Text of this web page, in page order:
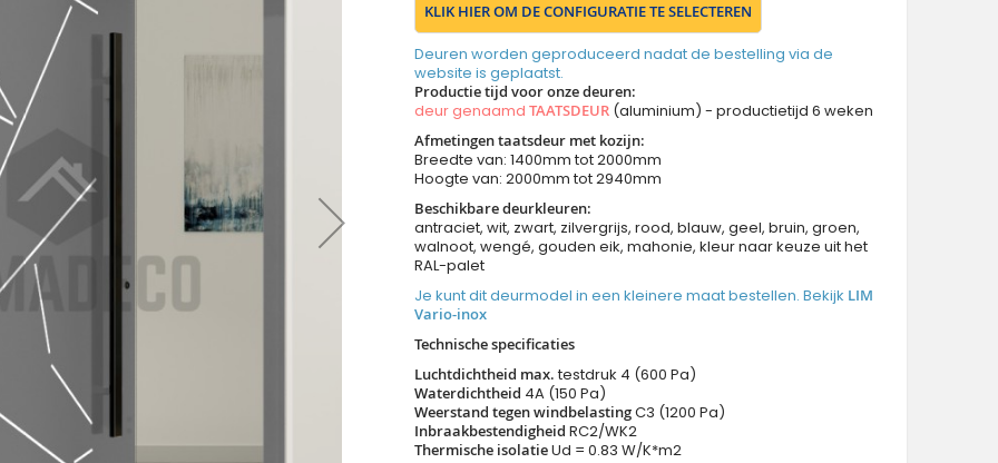
KLIK HIER OM DE CONFIGURATIE TE SELECTEREN
Deuren worden geproduceerd nadat de bestelling via de
website is geplaatst.
Productie tijd voor onze deuren:
deur genaamdTAATSDEUR (aluminium) - productietijd 6 weken
Afmetingen taatsdeur met kozijn:
Breedte van: 1400mm tot 2000mm
Hoogte van: 2000mm tot 2940mm
Beschikbare deurkleuren:
antraciet, wit, zwart, zilvergrijs, rood, blauw, geel, bruin, groen,
walnoot, wengé, gouden eik, mahonie, kleur naar keuze uit het
RAL-palet
Je kunt dit deurmodel in een kleinere maat bestellen. Bekijk LIM
Vario-inox
Technische specificaties
Luchtdichtheid max.testdruk 4 (600 Pa)
Waterdichtheid 4A (150 Pa)
Weerstand tegen windbelastingC3 (1200 Pa)
Inbraakbestendigheid RC2/WK2
Thermische isolatieUd = 0.83 W/K*m2